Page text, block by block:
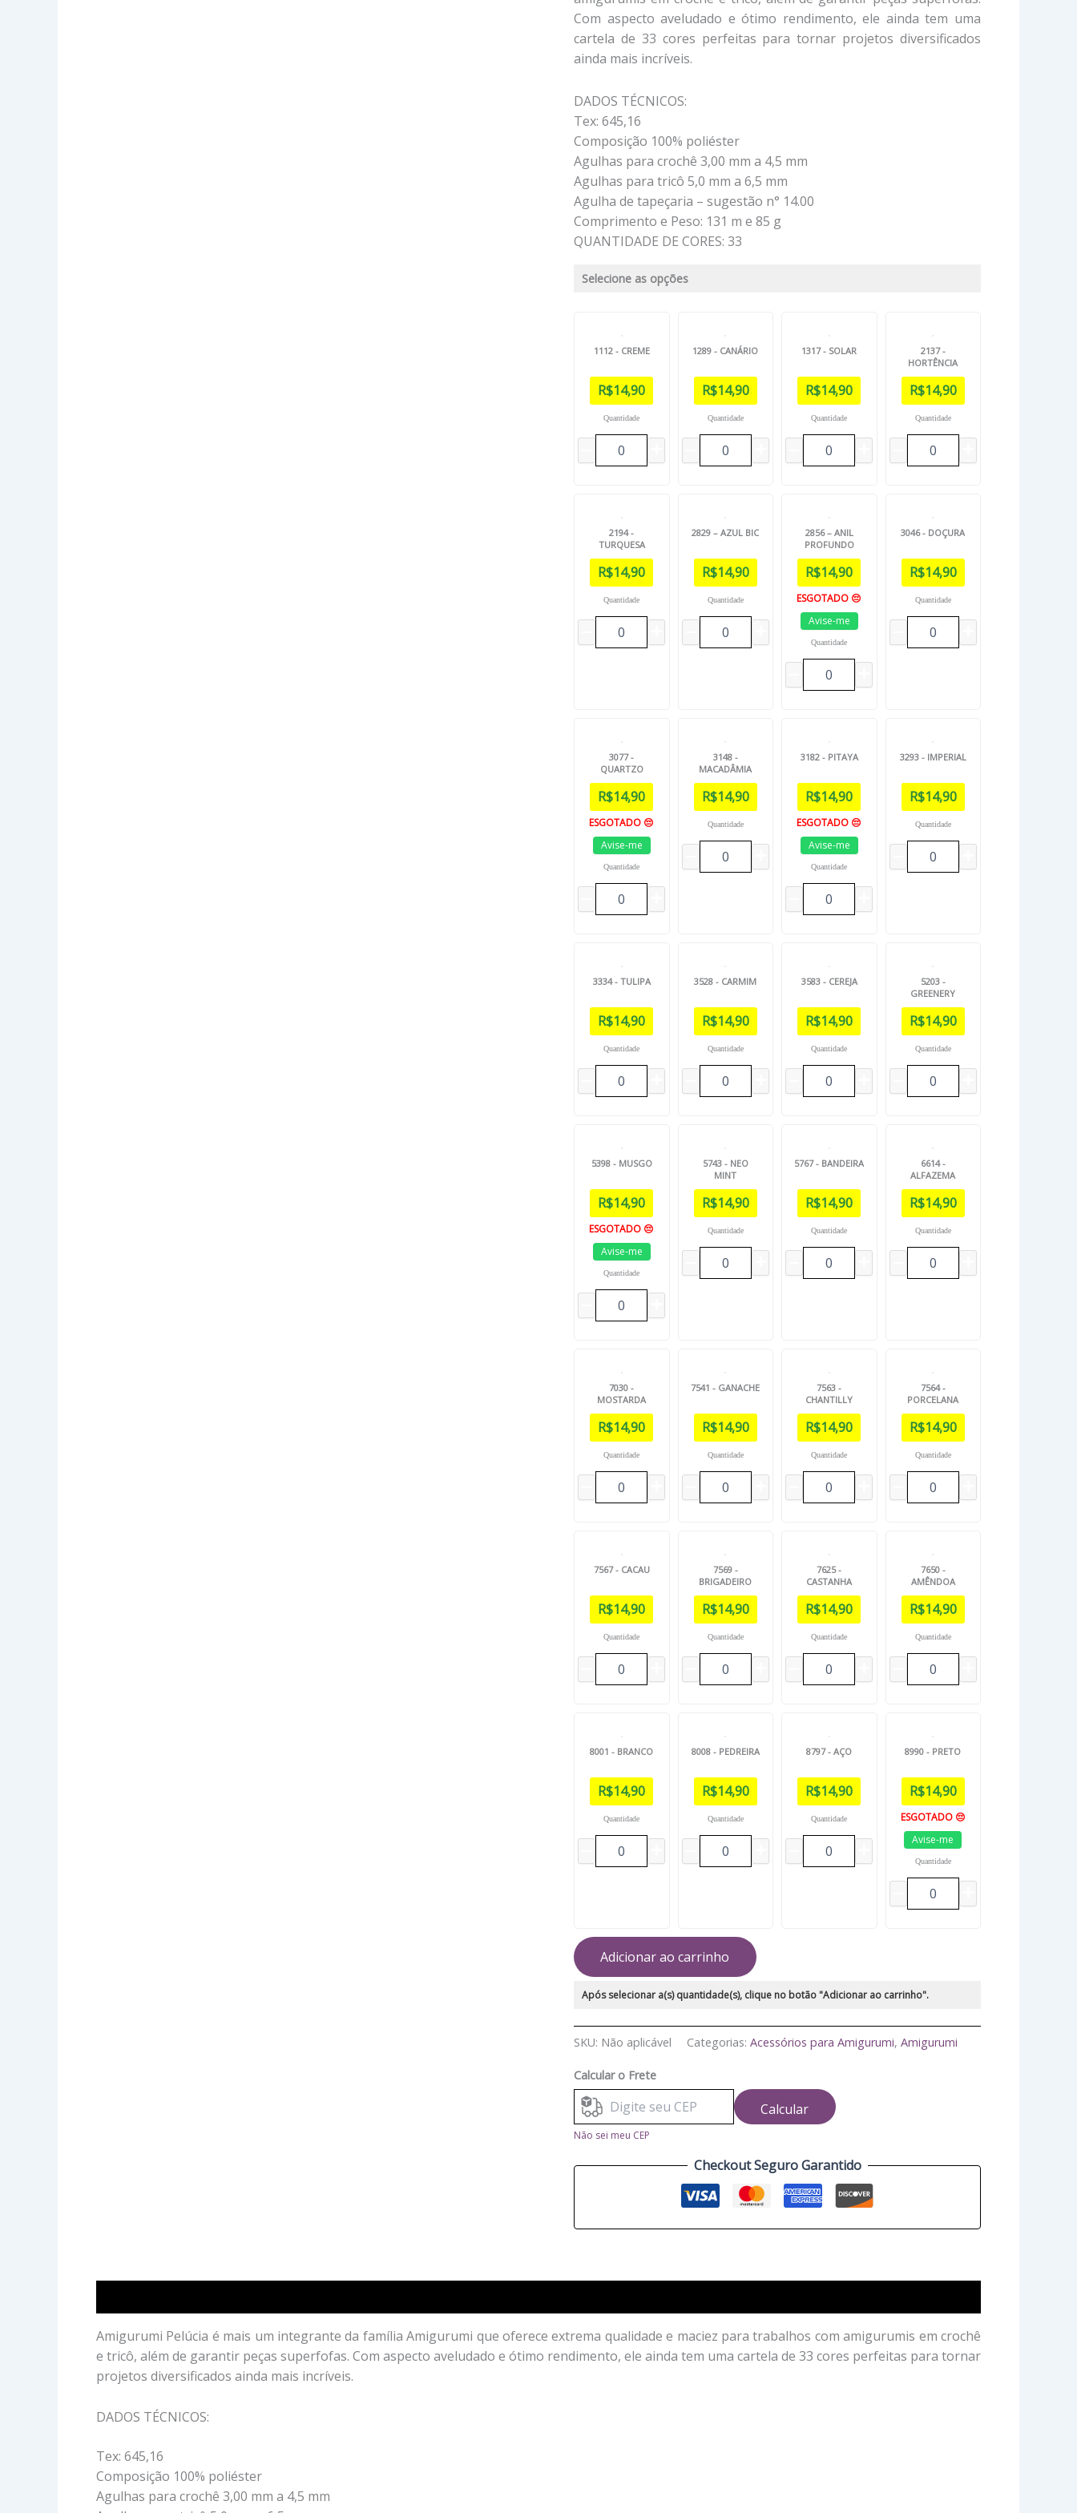
Com aspecto aveludado e ótimo rendimento, ele ainda tem uma
cartela de 33 cores perfeitas para tornar projetos diversificados
ainda mais incríveis.
DADOS TÉCNICOS:
Tex: 645,16
Composição 100% poliéster
Agulhas para crochê 3,00 mm a 4,5 mm
Agulhas para tricô 5,0 mm a 6,5 mm
Agulha de tapeçaria – sugestão n° 14.00
Comprimento e Peso: 131 m e 85 g
QUANTIDADE DE CORES: 33
Selecione as opções
1112 - CREME
R$14,90
Quantidade
1289 - CANÁRIO
R$14,90
Quantidade
1317 - SOLAR
R$14,90
Quantidade
2137 -
HORTÊNCIA
R$14,90
Quantidade
2194 -
TURQUESA
R$14,90
Quantidade
2829 – AZUL BIC
R$14,90
Quantidade
2856 – ANIL
PROFUNDO
R$14,90
ESGOTADO 😔
Avise-me
Quantidade
3046 - DOÇURA
R$14,90
Quantidade
3077 -
QUARTZO
R$14,90
ESGOTADO 😔
Avise-me
Quantidade
3148 -
MACADÂMIA
R$14,90
Quantidade
3182 - PITAYA
R$14,90
ESGOTADO 😔
Avise-me
Quantidade
3293 - IMPERIAL
R$14,90
Quantidade
3334 - TULIPA
R$14,90
Quantidade
3528 - CARMIM
R$14,90
Quantidade
3583 - CEREJA
R$14,90
Quantidade
5203 -
GREENERY
R$14,90
Quantidade
5398 - MUSGO
R$14,90
ESGOTADO 😔
Avise-me
Quantidade
5743 - NEO
MINT
R$14,90
Quantidade
5767 - BANDEIRA
R$14,90
Quantidade
6614 -
ALFAZEMA
R$14,90
Quantidade
7030 -
MOSTARDA
R$14,90
Quantidade
7541 - GANACHE
R$14,90
Quantidade
7563 -
CHANTILLY
R$14,90
Quantidade
7564 -
PORCELANA
R$14,90
Quantidade
7567 - CACAU
R$14,90
Quantidade
7569 -
BRIGADEIRO
R$14,90
Quantidade
7625 -
CASTANHA
R$14,90
Quantidade
7650 -
AMÊNDOA
R$14,90
Quantidade
8001 - BRANCO
R$14,90
Quantidade
8008 - PEDREIRA
R$14,90
Quantidade
8797 - AÇO
R$14,90
Quantidade
8990 - PRETO
R$14,90
ESGOTADO 😔
Avise-me
Quantidade
Adicionar ao carrinho
Após selecionar a(s) quantidade(s), clique no botão "Adicionar ao carrinho".
SKU: Não aplicável Categorias:Acessórios para Amigurumi,Amigurumi
Calcular o Frete
Calcular
Não sei meu CEP
Checkout Seguro Garantido
Amigurumi Pelúcia é mais um integrante da família Amigurumi que oferece extrema qualidade e maciez para trabalhos com amigurumis em crochê
e tricô, além de garantir peças superfofas. Com aspecto aveludado e ótimo rendimento, ele ainda tem uma cartela de 33 cores perfeitas para tornar
projetos diversificados ainda mais incríveis.
DADOS TÉCNICOS:
Tex: 645,16
Composição 100% poliéster
Agulhas para crochê 3,00 mm a 4,5 mm